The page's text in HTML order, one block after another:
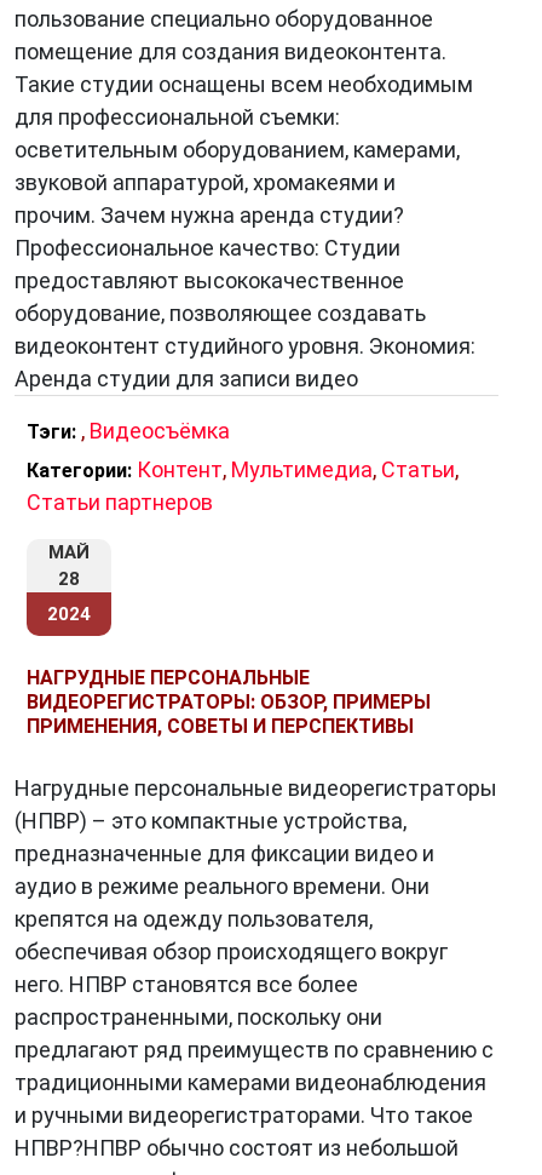
пользование специально оборудованное
помещение для создания видеоконтента.
Такие студии оснащены всем необходимым
для профессиональной съемки:
осветительным оборудованием, камерами,
звуковой аппаратурой, хромакеями и
прочим. Зачем нужна аренда студии?
Профессиональное качество: Студии
предоставляют высококачественное
оборудование, позволяющее создавать
видеоконтент студийного уровня. Экономия:
Аренда студии для записи видео
Тэги: , Видеосъёмка
Категории: Контент, Мультимедиа, Статьи,
Статьи партнеров
МАЙ
28
2024
НАГРУДНЫЕ ПЕРСОНАЛЬНЫЕ
ВИДЕОРЕГИСТРАТОРЫ: ОБЗОР, ПРИМЕРЫ
ПРИМЕНЕНИЯ, СОВЕТЫ И ПЕРСПЕКТИВЫ
Нагрудные персональные видеорегистраторы
(НПВР) – это компактные устройства,
предназначенные для фиксации видео и
аудио в режиме реального времени. Они
крепятся на одежду пользователя,
обеспечивая обзор происходящего вокруг
него. НПВР становятся все более
распространенными, поскольку они
предлагают ряд преимуществ по сравнению с
традиционными камерами видеонаблюдения
и ручными видеорегистраторами. Что такое
НПВР?НПВР обычно состоят из небольшой